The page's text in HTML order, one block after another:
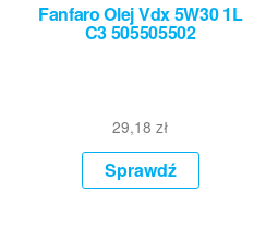
Fanfaro Olej Vdx 5W30 1L
C3 505505502
29,18zł
Sprawdź